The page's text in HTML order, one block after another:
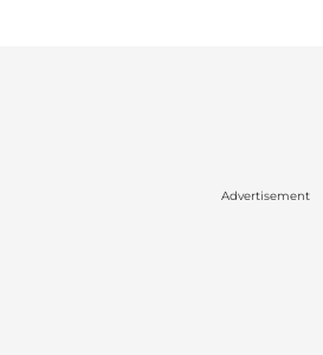
Advertisement